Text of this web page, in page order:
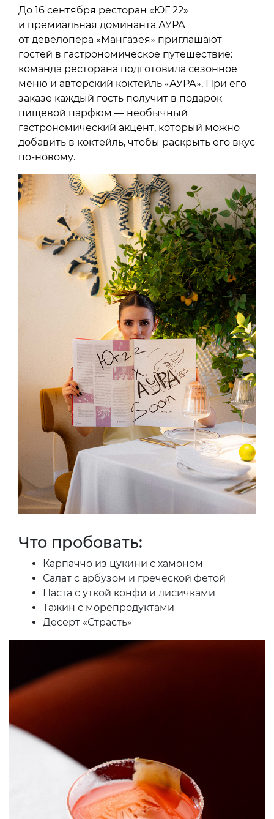
До 16 сентября ресторан «ЮГ 22»
и премиальная доминанта АУРА
от девелопера «Мангазея» приглашают
гостей в гастрономическое путешествие:
команда ресторана подготовила сезонное
меню и авторский коктейль «АУРА». При его
заказе каждый гость получит в подарок
пищевой парфюм — необычный
гастрономический акцент, который можно
добавить в коктейль, чтобы раскрыть его вкус
по-новому.
Что пробовать:
Карпаччо из цукини с хамоном
Салат с арбузом и греческой фетой
Паста с уткой конфи и лисичками
Тажин с морепродуктами
Десерт «Страсть»